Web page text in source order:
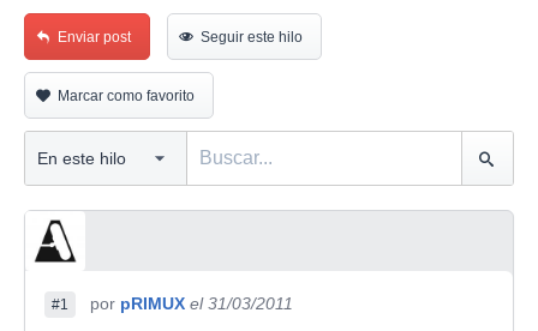
Enviar post Seguir este hilo
Marcar como favorito
#1 por pRIMUX el 31/03/2011